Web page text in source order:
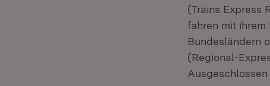
(Trains Express
fahren mit ihrem
Bundesländern
(Regional-